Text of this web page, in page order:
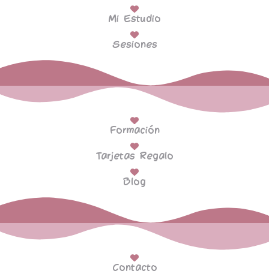
Mi Estudio
Sesiones
Formación
Tarjetas Regalo
Blog
Contacto